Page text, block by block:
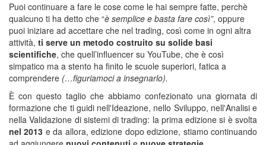
Puoi continuare a fare le cose come le hai sempre fatte, perchè
qualcuno ti ha detto che “è semplice e basta fare così”, oppure
puoi iniziare ad accettare che nel trading, così come in ogni altra
attività, ti serve un metodo costruito su solide basi
scientifiche, che quell’influencer su YouTube, che è così
simpatico ma a stento ha finito le scuole superiori, fatica a
comprendere (…figuriamoci a insegnarlo).
È con questo taglio che abbiamo confezionato una giornata di
formazione che ti guidi nell'Ideazione, nello Sviluppo, nell'Analisi e
nella Validazione di sistemi di trading: la prima edizione si è svolta
nel 2013 e da allora, edizione dopo edizione, stiamo continuando